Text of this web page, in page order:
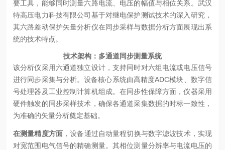
要工具，能够同时测量六路电流、电压的幅值与相位关系。武汉
特高压电力科技有限公司基于对继电保护测试技术的深入研究，
其六路差动保护矢量分析仪在同步采样与数据分析方面展现出系
统的技术特点。
技术架构：多通道同步测量系统
该分析仪采用六通道独立设计，支持同时对六组电流或电压信号
进行同步采集与分析。设备核心系统由高精度ADC模块、数字信
号处理器及工业控制计算机组成。在同步性保障方面，仪器采用
硬件触发的同步采样技术，确保各通道采集数据的时标一致性，
为准确的矢量分析奠定基础。
在测量精度方面 ，设备通过自动量程切换与数字滤波技术，实现
对宽范围电气信号的精确测量。其相位测量分辨率与电流电压的